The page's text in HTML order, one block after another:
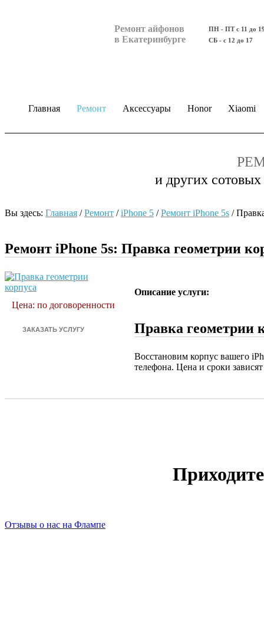
Ремонт айфонов
в Екатеринбурге
ПН - ПТ с 11 до
СБ - с 12 до 17
Главная Ремонт Аксессуары Honor Xiaomi
и других
Вы здесь: Главная /Ремонт /iPhone 5 /Ремонт iPhone 5s /
Ремонт iPhone 5s: Правка геометрии
Цена: по договоренности
Описание услуги:
Правка геометрии
Восстановим корпус вашего
телефона. Цена и сроки
Отзывы о нас на Флампе